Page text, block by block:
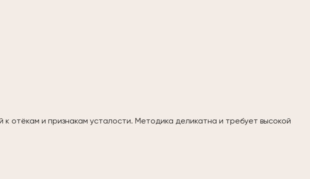
к отёкам и признакам усталости. Методика деликатна и требует высокой